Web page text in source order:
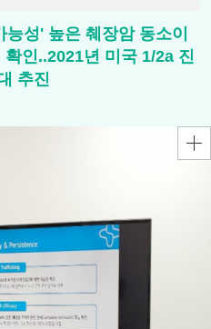
성' 높은 췌장암 동소이
인..2021년 미국 1/2a 진
추진